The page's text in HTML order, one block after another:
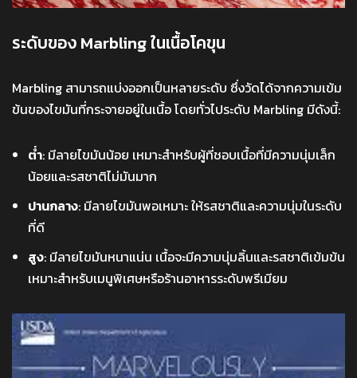
ระดับของ Marbling ในเนื้อโคขุน
Marbling สามารถแบ่งออกเป็นหลายระดับ ซึ่งวัดได้จากความเข้ม
ข้นของไขมันที่กระจายอยู่ในเนื้อ โดยทั่วไประดับ Marbling มีดังนี้:
ต่ำ: มีลายไขมันน้อย เหมาะสำหรับผู้ที่ชอบเนื้อที่มีความนุ่มเล็ก
น้อยและรสชาติไม่มันมาก
ปานกลาง: มีลายไขมันพอเหมาะ ให้รสชาติและความนุ่มในระดับ
ที่ดี
สูง: มีลายไขมันหนาแน่น เนื้อจะมีความนุ่มลิ้นและรสชาติเข้มข้น
เหมาะสำหรับเมนูพิเศษหรือร้านอาหารระดับพรีเมียม